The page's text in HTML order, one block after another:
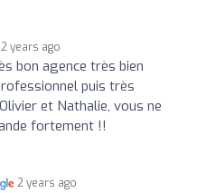
2 years ago
bon agence très bien
puis très
et Nathalie, vous ne
fortement !!
2 years ago